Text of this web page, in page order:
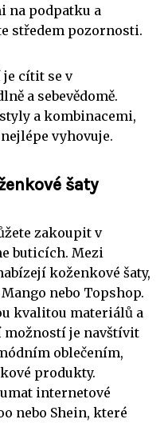
na podpatku a
středem pozornosti.
je cítit se v
a sebevědomě.
a kombinacemi,
vyhovuje.
šaty
zakoupit v
buticích. Mezi
koženkové šaty,
nebo Topshop.
kvalitou materiálů a
možností je navštívit
oblečením,
produkty.
internetové
nebo Shein, které